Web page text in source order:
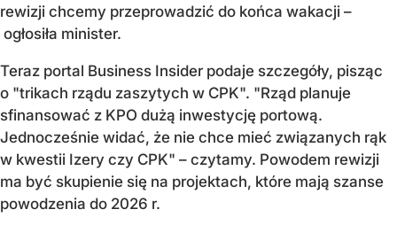
rewizji chcemy przeprowadzić do końca wakacji –
ogłosiła minister.
Teraz portal Business Insider podaje szczegóły, pisząc
o "trikach rządu zaszytych w CPK". "Rząd planuje
sfinansować z KPO dużą inwestycję portową.
Jednocześnie widać, że nie chce mieć związanych rąk
w kwestii Izery czy CPK" – czytamy. Powodem rewizji
ma być skupienie się na projektach, które mają szanse
powodzenia do 2026 r.